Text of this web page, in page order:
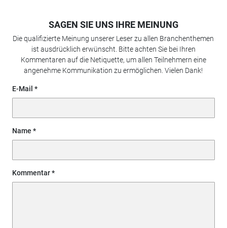
SAGEN SIE UNS IHRE MEINUNG
Die qualifizierte Meinung unserer Leser zu allen Branchenthemen
ist ausdrücklich erwünscht. Bitte achten Sie bei Ihren
Kommentaren auf die Netiquette, um allen Teilnehmern eine
angenehme Kommunikation zu ermöglichen. Vielen Dank!
E-Mail
Name
Kommentar